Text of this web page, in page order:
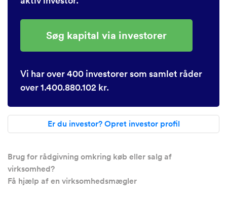
Søg kapital via investorer
Vi har over 400 investorer som samlet råder
over 1.400.880.102 kr.
Er du investor? Opret investor profil
Brug for rådgivning omkring køb eller salg af
virksomhed?
Få hjælp af en virksomhedsmægler